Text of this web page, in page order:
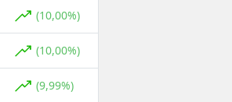
(10,00%)
(10,00%)
(9,99%)